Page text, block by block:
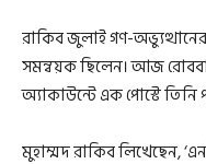
রাকিব জুলাই গণ-
সমন্বয়ক ছিলেন। আজ
অ্যাকাউন্টে এক পোস্টে তিনি
মুহাম্মদ রাকিব লিখেছেন,